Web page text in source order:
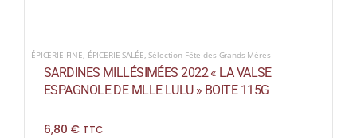
ÉPICERIE FINE ÉPICERIE SALÉE ,Sélection Fête des Grands-Mères
SARDINES MILLÉSIMÉES 2022 « LA VALSE
ESPAGNOLE DE MLLE LULU » BOITE 115G
6,80 € TTC